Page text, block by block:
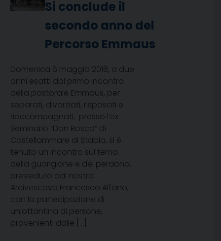
Si conclude il
secondo anno del
Percorso Emmaus
Domenica 6 maggio 2018, a due
anni esatti dal primo incontro
della pastorale Emmaus, per
separati, divorziati, risposati e
riaccompagnati, presso l’ex
Seminario “Don Bosco” di
Castellammare di Stabia, si è
tenuto un incontro sul tema
della guarigione e del perdono,
presieduto dal nostro
Arcivescovo Francesco Alfano,
con la partecipazione di
un’ottantina di persone,
provenienti dalle […]